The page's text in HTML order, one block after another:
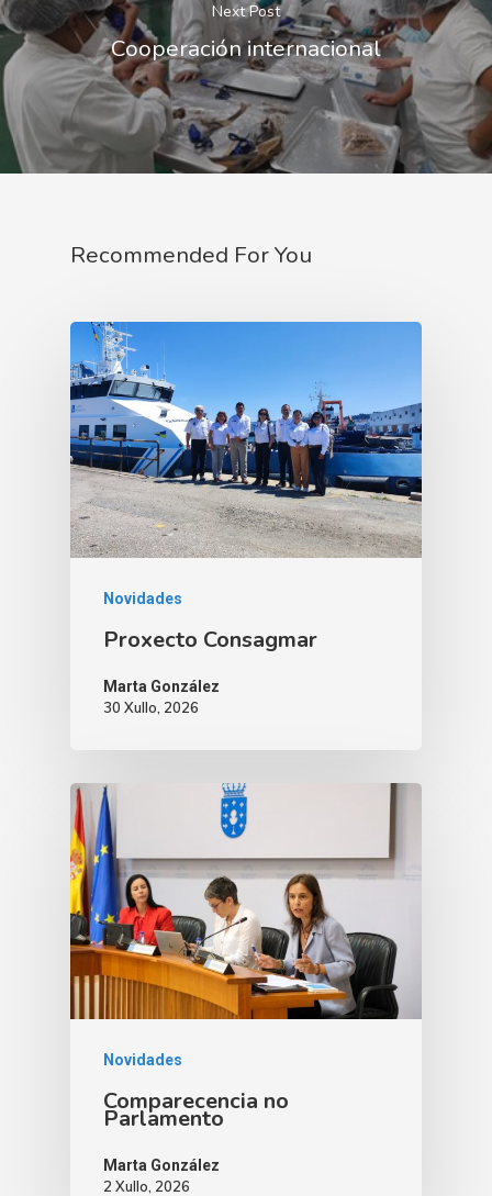
Next Post
Cooperación internacional
Recommended For You
Novidades
Proxecto Consagmar
Marta González
30 Xullo, 2026
Novidades
Comparecencia no
Parlamento
Marta González
2 Xullo, 2026